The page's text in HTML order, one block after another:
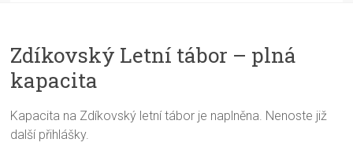
Zdíkovský Letní tábor – plná
kapacita
Kapacita na Zdíkovský letní tábor je naplněna. Nenoste již
další přihlášky.